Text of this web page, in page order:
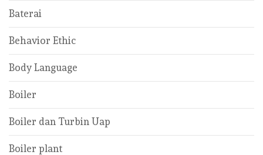
Baterai
Behavior Ethic
Body Language
Boiler
Boiler dan Turbin Uap
Boiler plant